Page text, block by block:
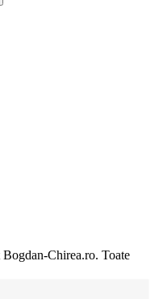
Chirea.ro. Toate